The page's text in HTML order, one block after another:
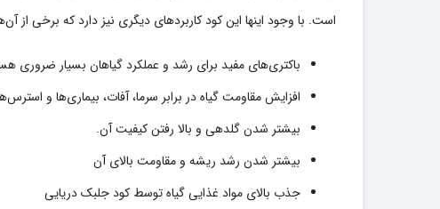
است. با وجود اینها این کود کاربردهای دیگری نیز دارد که برخی از
باکتری‌های مفید برای رشد و عملکرد گیاهان بسیار ضروری
افزایش مقاومت گیاه در برابر سرما، آفات، بیماری‌ها و
بیشتر شدن گلدهی و بالا رفتن کیفیت آن.
بیشتر شدن رشد ریشه و مقاومت بالای آن
جذب بالای مواد غذایی گیاه توسط کود جلبک دریایی